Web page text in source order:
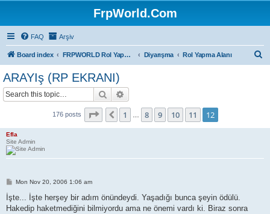
FrpWorld.Com
FAQ Arşiv
Board index FRPWORLD Rol Yapma Oyunları Diyarışma Rol Yapma Alanı
ARAYIş (RP EKRANI)
Search
176 posts Page 12 of 12
Previous
1 8 9 10 11 12
Efla
Site Admin
P
s
Mon Nov 20, 2006 1:06 am
İşte... İşte herşey bir adım önündeydi. Yaşadığı bunca şeyin ödülü.
Hakedip haketmediğini bilmiyordu ama ne önemi vardı ki. Biraz sonra